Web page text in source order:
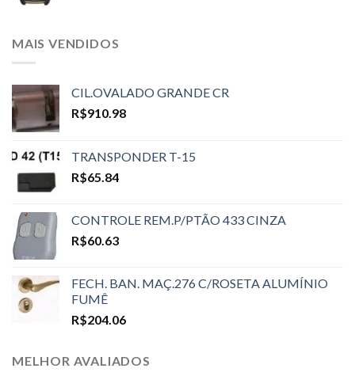
MAIS VENDIDOS
CIL.OVALADO GRANDE CR
R$910.98
TRANSPONDER T-15
R$65.84
CONTROLE REM.P/PTÃO 433 CINZA
R$60.63
FECH. BAN. MAÇ.276 C/ROSETA ALUMÍNIO
FUMÊ
R$204.06
MELHOR AVALIADOS